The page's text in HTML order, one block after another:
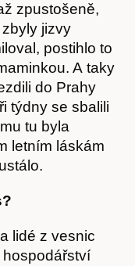
zpustošeně,
jizvy
postihlo to
A taky
do Prahy
týdny se sbalili
tu byla
letním láskám
lidé z vesnic